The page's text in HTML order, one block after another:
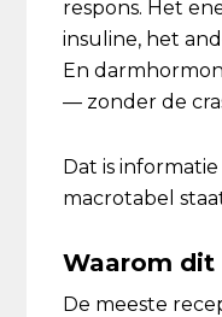
respons. Het
insuline, het
En
— zonder de
Dat is
macrotabel
Waarom
De meeste